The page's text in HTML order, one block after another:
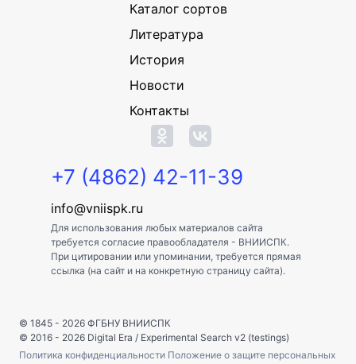
Каталог сортов
Литература
История
Новости
Контакты
+7 (4862) 42-11-39
info@vniispk.ru
Для использования любых материалов сайта
требуется согласие правообладателя - ВНИИСПК.
При цитировании или упоминании, требуется прямая
ссылка (на сайт и на конкретную страницу сайта).
© 1845 - 2026 ФГБНУ ВНИИСПК
© 2016 - 2026 Digital Era / Experimental Search v2 (testings)
Политика конфиденциальности Положение о защите персональных